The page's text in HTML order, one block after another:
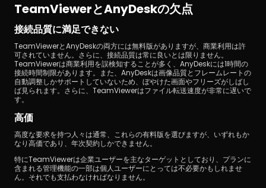
TeamViewerとAnyDeskの欠点
接続品質に満足できない
TeamViewerとAnyDeskの両方には無料版がありますが、商業利用は許
可されていません。さらに、接続品質は常に良いとは限りません。
TeamViewerは商業利用を誤検知することが多く、AnyDeskには1時間の
接続時間制限があります。また、AnyDeskは画像品質とフレームレートの
自動調整しかサポートしていないため、ぼやけた画面やフリーズがしばし
ば見られます。さらに、TeamViewerはファイル転送速度が非常に遅いで
す。
高価
高度な要求を持つ人々は通常、これらの有料版を選びますが、いずれもか
なり高価であり、年次契約しかできません。
特にTeamViewerは企業ユーザーを主なターゲットとしており、プランに
含まれる管理機能の一部は個人ユーザーにとっては不必要かもしれませ
ん。それでも支払わなければなりません。